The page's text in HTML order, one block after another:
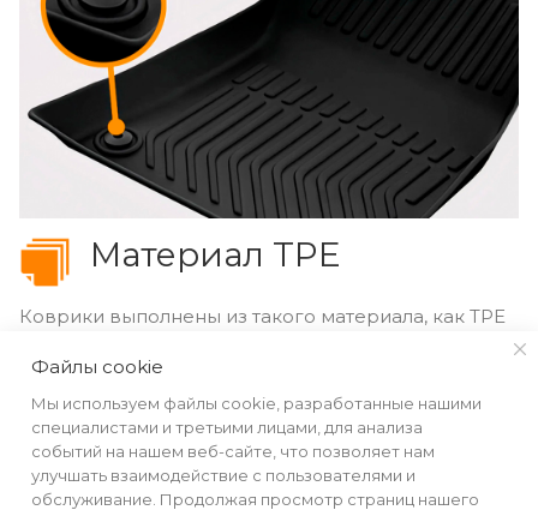
Материал TPE
Коврики выполнены из такого материала, как TPE
обладает отличной прочностью, хорошей
стойкостью к химическим веществам и
температурам, а также высокой эластичностью,
быстро восстанавливает форму после
деформации. Идеально подходит для длительного
Файлы cookie
Мы используем файлы cookie, разработанные нашими
специалистами и третьими лицами, для анализа
событий на нашем веб-сайте, что позволяет нам
улучшать взаимодействие с пользователями и
обслуживание. Продолжая просмотр страниц нашего